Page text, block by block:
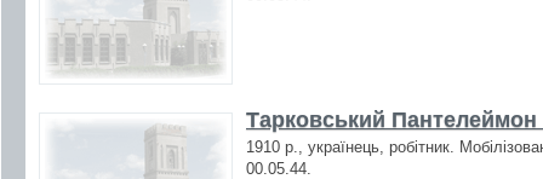
Тарковський
1910 р., українець, робітник.
00.05.44.